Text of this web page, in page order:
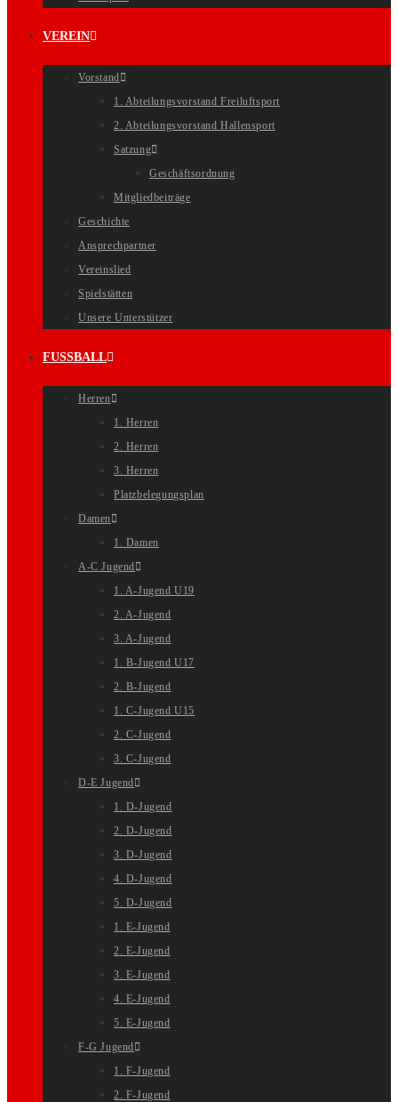
VEREIN
Vorstand
1. Abteilungsvorstand Freiluftsport
2. Abteilungsvorstand Hallensport
Satzung
Geschäftsordnung
Mitgliedbeiträge
Geschichte
Ansprechpartner
Vereinslied
Spielstätten
Unsere Unterstützer
FUSSBALL
Herren
1. Herren
2. Herren
3. Herren
Platzbelegungsplan
Damen
1. Damen
A-C Jugend
1. A-Jugend U19
2. A-Jugend
3. A-Jugend
1. B-Jugend U17
2. B-Jugend
1. C-Jugend U15
2. C-Jugend
3. C-Jugend
D-E Jugend
1. D-Jugend
2. D-Jugend
3. D-Jugend
4. D-Jugend
5. D-Jugend
1. E-Jugend
2. E-Jugend
3. E-Jugend
4. E-Jugend
5. E-Jugend
F-G Jugend
1. F-Jugend
2. F-Jugend